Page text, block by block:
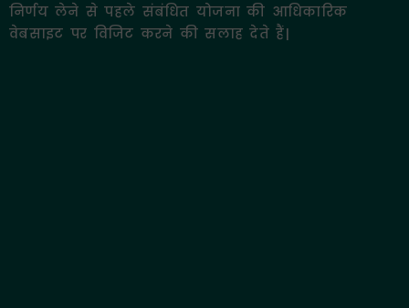
निर्णय लेने से पहले संबंधित योजना की आधिकारिक
वेबसाइट पर विजिट करने की सलाह देते हैं|